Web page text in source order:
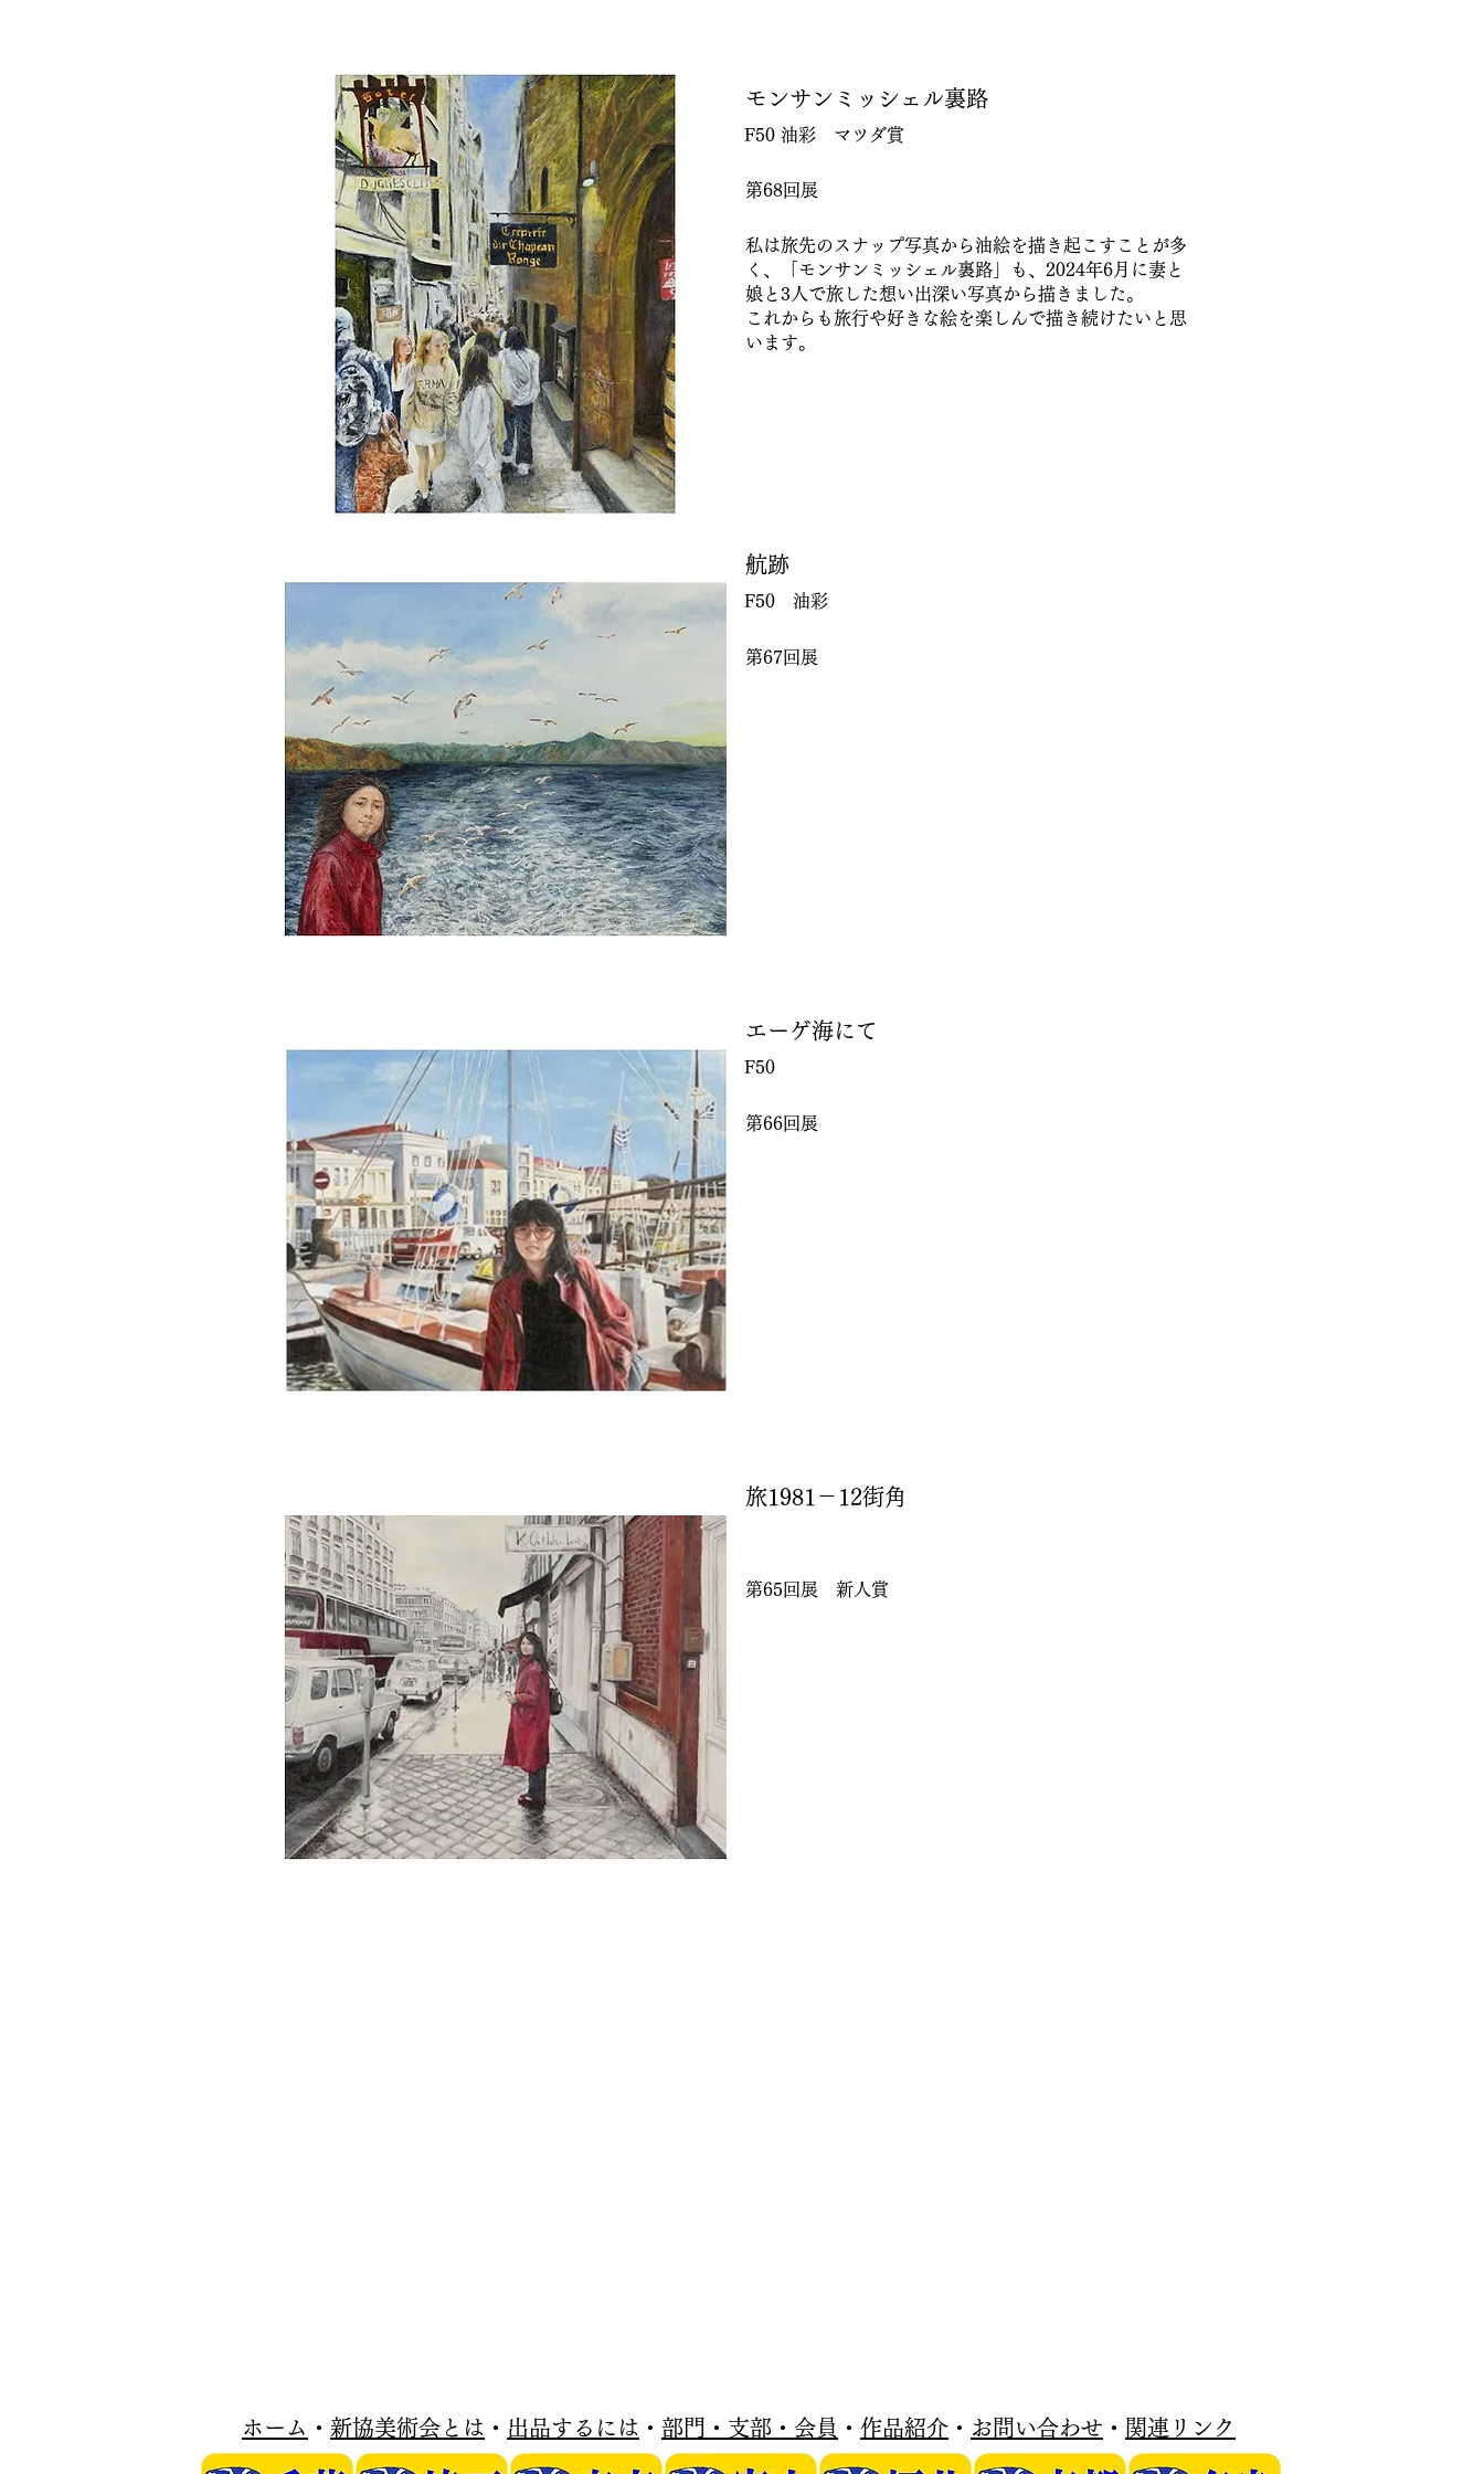
モンサンミッシェル裏路
F50 油彩 マツダ賞
第68回展
私は旅先のスナップ写真から油絵を描き起こすことが多
く、「モンサンミッシェル裏路」も、2024年6月に妻と
娘と3人で旅した想い出深い写真から描きました。
これからも旅行や好きな絵を楽しんで描き続けたいと思
います。
航跡
F50 油彩
第67回展
エーゲ海にて
F50
第66回展
旅1981－12街角
第65回展 新人賞
​ホーム ・ 新協美術会とは ・ 出品するには ・ 部門・支部・会員 ・ 作品紹介 ・ お問い合わせ ・ 関連リンク